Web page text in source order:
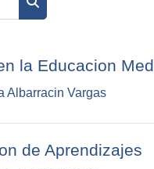
la Educacion
Albarracin Vargas
de Aprendizajes